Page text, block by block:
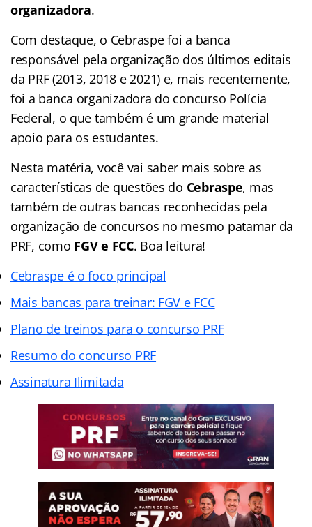
organizadora.
Com destaque, o Cebraspe foi a banca
responsável pela organização dos últimos editais
da PRF (2013, 2018 e 2021) e, mais recentemente,
foi a banca organizadora do concurso Polícia
Federal, o que também é um grande material
apoio para os estudantes.
Nesta matéria, você vai saber mais sobre as
características de questões do Cebraspe, mas
também de outras bancas reconhecidas pela
organização de concursos no mesmo patamar da
PRF, como FGV e FCC. Boa leitura!
Cebraspe é o foco principal
Mais bancas para treinar: FGV e FCC
Plano de treinos para o concurso PRF
Resumo do concurso PRF
Assinatura Ilimitada